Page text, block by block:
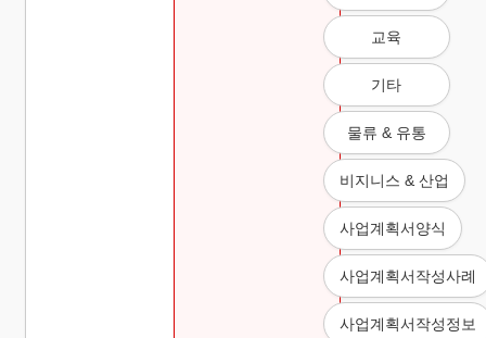
교육
기타
물류 & 유통
비지니스 & 산업
사업계획서양식
사업계획서작성사례
사업계획서작성정보